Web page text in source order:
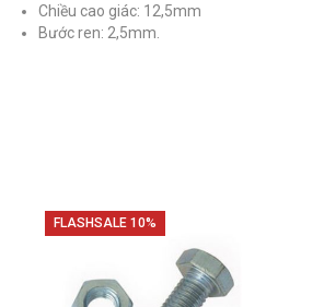
Chiều cao giác: 12,5mm
Bước ren: 2,5mm.
FLASHSALE 10%